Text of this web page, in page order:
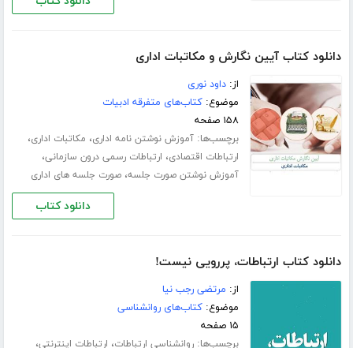
دانلود کتاب آیین نگارش و مکاتبات اداری
از:داود نوری
موضوع:کتاب‌های متفرقه ادبیات
۱۵۸ صفحه
برچسب‌ها:آموزش نوشتن نامه اداری، مکاتبات اداری،
ارتباطات اقتصادی، ارتباطات رسمی درون سازمانی،
آموزش نوشتن صورت جلسه،صورت جلسه های اداری
دانلود کتاب
دانلود کتاب ارتباطات، پررویی نیست!
از: مرتضی رجب نیا
موضوع:کتاب‌های روانشناسی
۱۵ صفحه
برچسب‌ها:روانشناسی ارتباطات، ارتباطات اینترنتی،